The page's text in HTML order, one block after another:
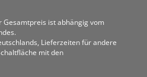
ist abhängig vom
Lieferzeiten für andere
mit den